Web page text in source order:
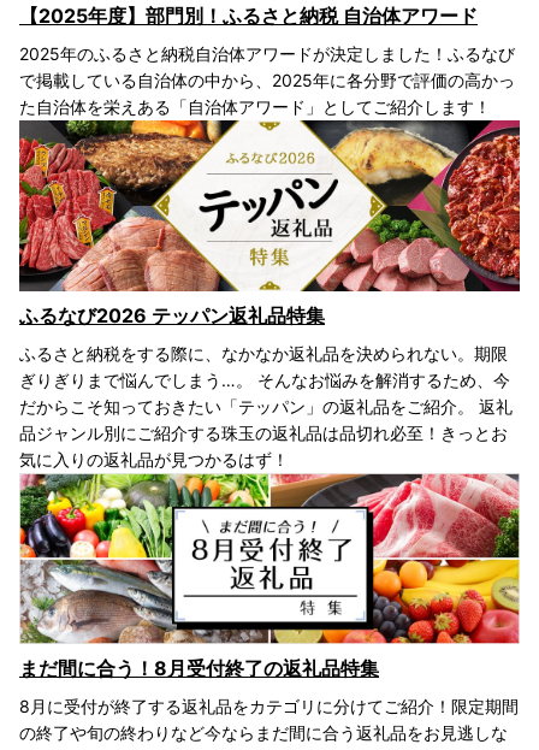
【2025年度】部門別！ふるさと納税 自治体アワード
2025年のふるさと納税自治体アワードが決定しました！ふるなび
で掲載している自治体の中から、2025年に各分野で評価の高かっ
た自治体を栄えある「自治体アワード」としてご紹介します！
ふるなび2026 テッパン返礼品特集
ふるさと納税をする際に、なかなか返礼品を決められない。期限
ぎりぎりまで悩んでしまう…。 そんなお悩みを解消するため、今
だからこそ知っておきたい「テッパン」の返礼品をご紹介。 返礼
品ジャンル別にご紹介する珠玉の返礼品は品切れ必至！きっとお
気に入りの返礼品が見つかるはず！
まだ間に合う！8月受付終了の返礼品特集
8月に受付が終了する返礼品をカテゴリに分けてご紹介！限定期間
の終了や旬の終わりなど今ならまだ間に合う返礼品をお見逃しな